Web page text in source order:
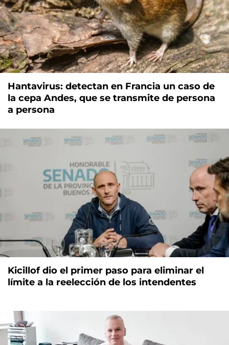
Hantavirus: detectan en Francia un caso de
la cepa Andes, que se transmite de persona
a persona
Kicillof dio el primer paso para eliminar el
límite a la reelección de los intendentes